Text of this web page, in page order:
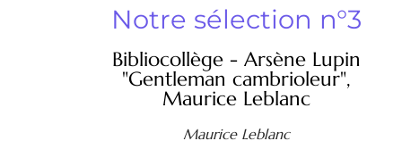
Notre sélection n°3
Bibliocollège - Arsène Lupin
"Gentleman cambrioleur",
Maurice Leblanc
Maurice Leblanc